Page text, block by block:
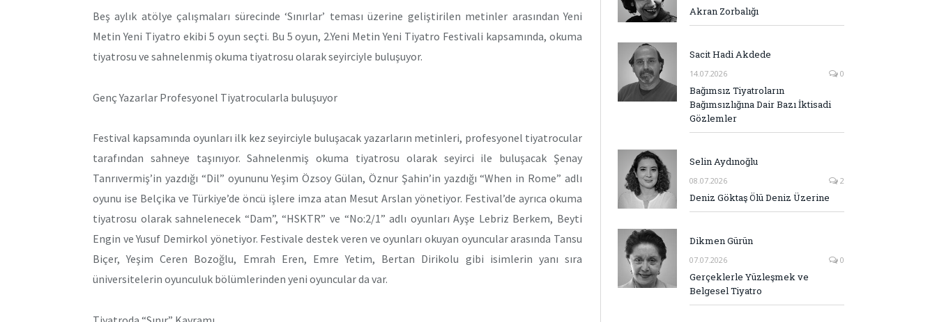
Beş aylık atölye çalışmaları sürecinde ‘Sınırlar’ teması üzerine geliştirilen metinler arasından Yeni
Metin Yeni Tiyatro ekibi 5 oyun seçti. Bu 5 oyun, 2.Yeni Metin Yeni Tiyatro Festivali kapsamında, okuma
tiyatrosu ve sahnelenmiş okuma tiyatrosu olarak seyirciyle buluşuyor.
Genç Yazarlar Profesyonel Tiyatrocularla buluşuyor
Festival kapsamında oyunları ilk kez seyirciyle buluşacak yazarların metinleri, profesyonel tiyatrocular
tarafından sahneye taşınıyor. Sahnelenmiş okuma tiyatrosu olarak seyirci ile buluşacak Şenay
Tanrıvermiş’in yazdığı “Dil” oyununu Yeşim Özsoy Gülan, Öznur Şahin’in yazdığı “When in Rome” adlı
oyunu ise Belçika ve Türkiye’de öncü işlere imza atan Mesut Arslan yönetiyor. Festival’de ayrıca okuma
tiyatrosu olarak sahnelenecek “Dam”, “HSKTR” ve “No:2/1” adlı oyunları Ayşe Lebriz Berkem, Beyti
Engin ve Yusuf Demirkol yönetiyor. Festivale destek veren ve oyunları okuyan oyuncular arasında Tansu
Biçer, Yeşim Ceren Bozoğlu, Emrah Eren, Emre Yetim, Bertan Dirikolu gibi isimlerin yanı sıra
üniversitelerin oyunculuk bölümlerinden yeni oyuncular da var.
Akran Zorbalığı
Sacit Hadi Akdede
14.07.2026 0
Bağımsız Tiyatroların
Bağımsızlığına Dair Bazı İktisadi
Gözlemler
Selin Aydınoğlu
08.07.2026 2
Deniz Göktaş Ölü Deniz Üzerine
Dikmen Gürün
07.07.2026 0
Gerçeklerle Yüzleşmek ve
Belgesel Tiyatro